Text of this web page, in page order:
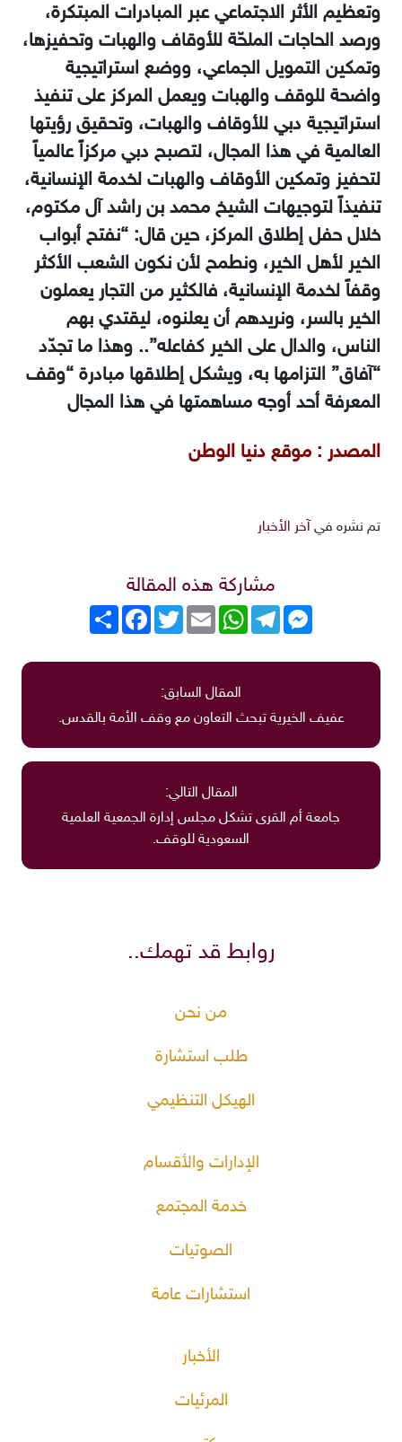
وتعظيم الأثر الاجتماعي عبر المبادرات المبتكرة،
ورصد الحاجات الملحّة للأوقاف والهبات وتحفيزها،
وتمكين التمويل الجماعي، ووضع استراتيجية
واضحة للوقف والهبات ويعمل المركز على تنفيذ
استراتيجية دبي للأوقاف والهبات، وتحقيق رؤيتها
العالمية في هذا ‏المجال، لتصبح دبي مركزاً عالمياً
لتحفيز وتمكين الأوقاف والهبات لخدمة الإنسانية،
تنفيذاً لتوجيهات الشيخ محمد بن راشد آل مكتوم،
خلال حفل إطلاق المركز، حين قال: “نفتح ‏أبواب
الخير لأهل الخير، ونطمح لأن نكون الشعب الأكثر
وقفاً لخدمة الإنسانية، فالكثير من التجار ‏يعملون
الخير بالسر، ونريدهم أن يعلنوه، ليقتدي بهم
الناس، والدال على الخير كفاعله”.. وهذا ما تجدّد
“آفاق” التزامها به، ويشكل إطلاقها مبادرة “وقف
المعرفة أحد أوجه مساهمتها في هذا المجال
المصدر : موقع دنيا الوطن
تم نشره في آخر الأخبار
مشاركة هذه المقالة
انشر
FacebookTwitterEmail
WhatsAppTelegram
Messenger
المقال السابق:
عفيف الخيرية تبحث التعاون مع وقف الأمة بالقدس.
المقال التالي:
جامعة أم القرى تشكل مجلس إدارة الجمعية العلمية
السعودية للوقف.
روابط قد تهمك..
من نحن
طلب استشارة
الهيكل التنظيمي
الإدارات والأقسام
خدمة المجتمع
الصوتيات
استشارات عامة
الأخبار
المرئيات